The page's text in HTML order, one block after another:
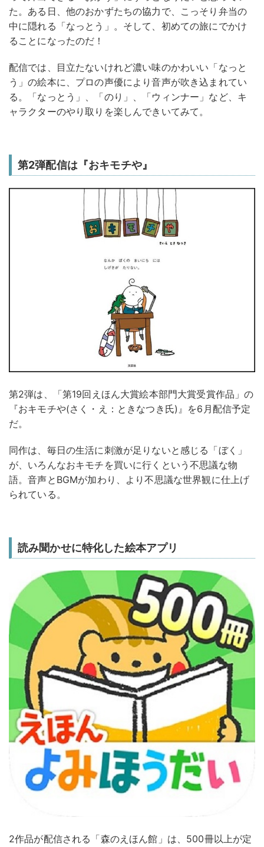
た。ある日、他のおかずたちの協力で、こっそり弁当の
中に隠れる「なっとう」。そして、初めての旅にでかけ
ることになったのだ！
配信では、目立たないけれど濃い味のかわいい「なっと
う」の絵本に、プロの声優により音声が吹き込まれてい
る。「なっとう」、「のり」、「ウィンナー」など、キ
ャラクターのやり取りを楽しんできいてみて。
第2弾配信は『おキモチや』
第2弾は、「第19回えほん大賞絵本部門大賞受賞作品」の
『おキモチや(さく・え：ときなつき氏)』を6月配信予定
だ。
同作は、毎日の生活に刺激が足りないと感じる「ぼく」
が、いろんなおキモチを買いに行くという不思議な物
語。音声とBGMが加わり、より不思議な世界観に仕上げ
られている。
読み聞かせに特化した絵本アプリ
2作品が配信される「森のえほん館」は、500冊以上が定